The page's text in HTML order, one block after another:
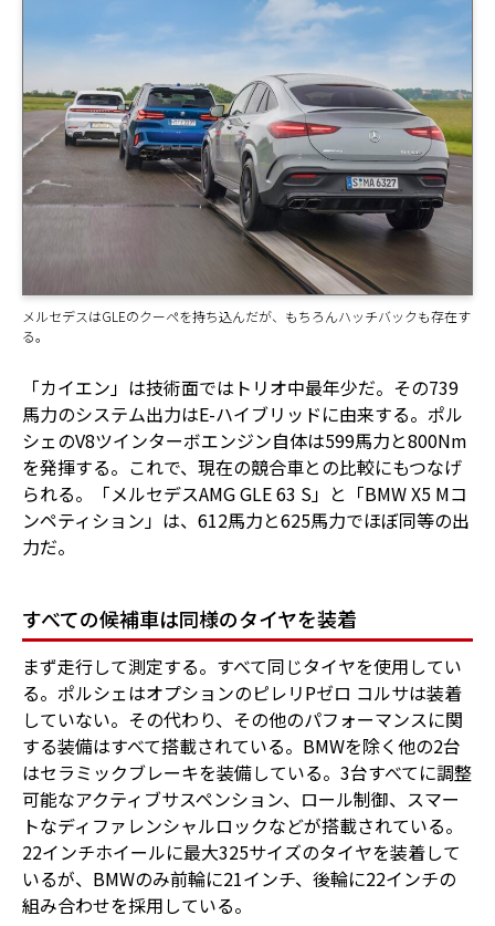
メルセデスはGLEのクーペを持ち込んだが、もちろんハッチバックも存在す
る。
「カイエン」は技術面ではトリオ中最年少だ。その739
馬力のシステム出力はE-ハイブリッドに由来する。ポル
シェのV8ツインターボエンジン自体は599馬力と800Nm
を発揮する。これで、現在の競合車との比較にもつなげ
られる。「メルセデスAMG GLE 63 S」と「BMW X5 Mコ
ンペティション」は、612馬力と625馬力でほぼ同等の出
力だ。
すべての候補車は同様のタイヤを装着
まず走行して測定する。すべて同じタイヤを使用してい
る。ポルシェはオプションのピレリPゼロ コルサは装着
していない。その代わり、その他のパフォーマンスに関
する装備はすべて搭載されている。BMWを除く他の2台
はセラミックブレーキを装備している。3台すべてに調整
可能なアクティブサスペンション、ロール制御、スマー
トなディファレンシャルロックなどが搭載されている。
22インチホイールに最大325サイズのタイヤを装着して
いるが、BMWのみ前輪に21インチ、後輪に22インチの
組み合わせを採用している。